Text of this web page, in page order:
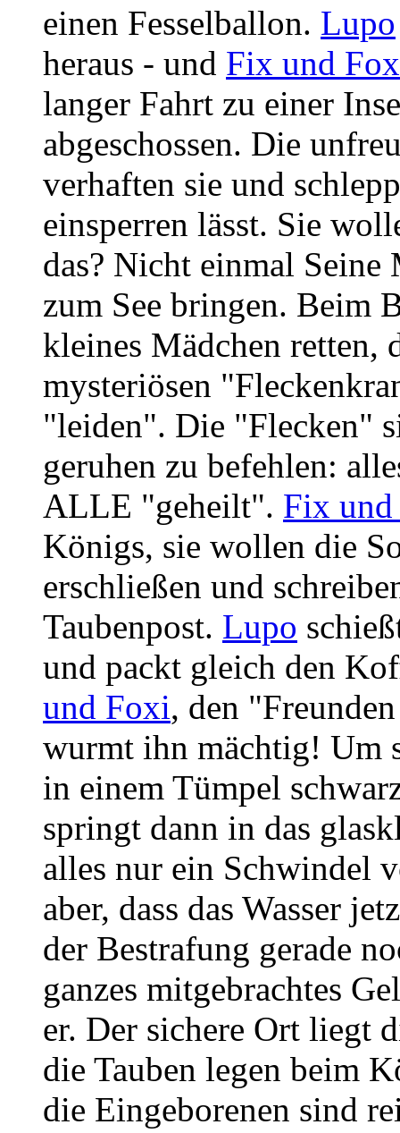
einen Fesselballon. Lupo
heraus - und Fix und
langer Fahrt zu einer
abgeschossen. Die
verhaften sie und
einsperren lässt. Sie
das? Nicht einmal Seine
zum See bringen. Beim
kleines Mädchen retten,
mysteriösen
"leiden". Die "Flecken"
geruhen zu befehlen:
ALLE "geheilt". Fix
Königs, sie wollen die
erschließen und
Taubenpost. Lupo
und packt gleich den
und Foxi, den
wurmt ihn mächtig! Um
in einem Tümpel
springt dann in das
alles nur ein Schwindel
aber, dass das Wasser
der Bestrafung gerade
ganzes mitgebrachtes
er. Der sichere Ort liegt
die Tauben legen beim
die Eingeborenen sind